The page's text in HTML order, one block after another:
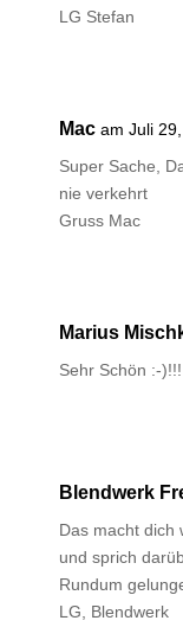
LG Stefan
Mac am Juli
Super Sache,
nie verkehrt
Gruss Mac
Marius
Sehr Schön :-)!!!
Blendwerk
Das macht dich
und sprich
Rundum
LG, Blendwerk